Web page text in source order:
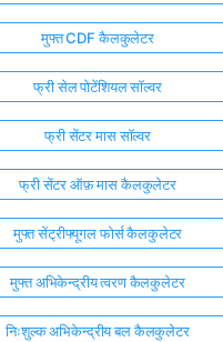
मुफ्त CDF कैलकुलेटर
फ्री सेल पोटेंशियल सॉल्वर
फ्री सेंटर मास सॉल्वर
फ्री सेंटर ऑफ़ मास कैलकुलेटर
मुफ्त सेंट्रीफ्यूगल फोर्स कैलकुलेटर
मुफ्त अभिकेन्द्रीय त्वरण कैलकुलेटर
निःशुल्क अभिकेन्द्रीय बल कैलकुलेटर